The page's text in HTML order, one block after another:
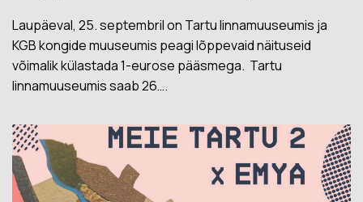
Laupäeval, 25. septembril on Tartu linnamuuseumis ja
KGB kongide muuseumis peagi lõppevaid näituseid
võimalik külastada 1-eurose pääsmega. Tartu
linnamuuseumis saab 26….